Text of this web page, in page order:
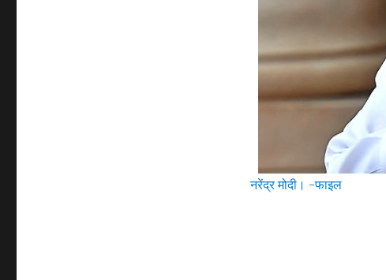
नरेंद्र मोदी। -फाइल